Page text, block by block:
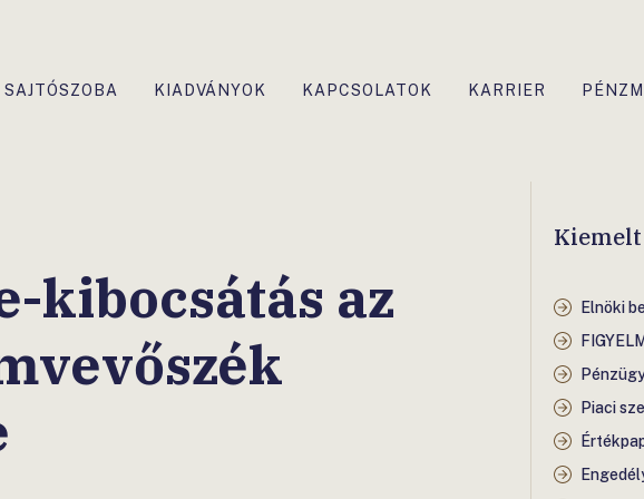
SAJTÓSZOBA KIADVÁNYOK KAPCSOLATOK KARRIER
kibocsátás az
Elnöki
Piaci